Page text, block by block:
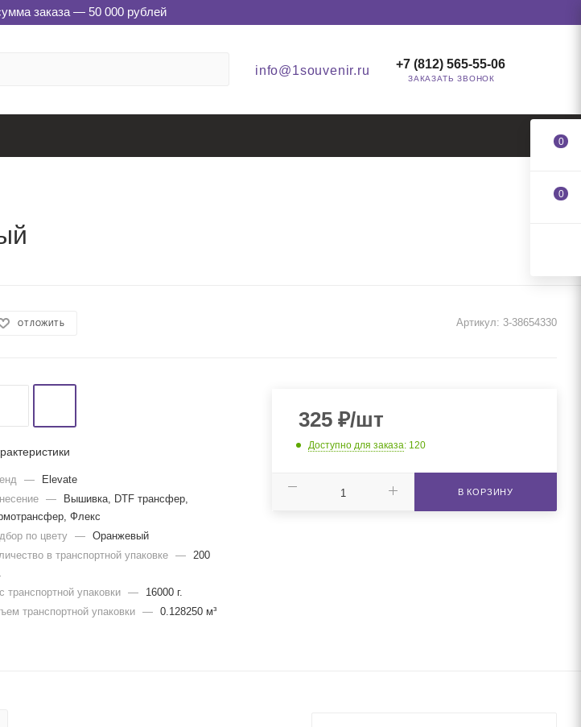
заказа — 50 000 рублей
info@1souvenir.ru +7 (812) 565-55-06
ЗАКАЗАТЬ ЗВОНОК
ОТЛОЖИТЬ Артикул: 3-38654330
—
Elevate
—
Вышивка, DTF трансфер,
Флекс
по цвету
—
Оранжевый
в транспортной упаковке
—
200
транспортной упаковки
—
16000 г.
транспортной упаковки
— 0.128250 м³
325₽/шт
Доступно для заказа: 120
В КОРЗИНУ
0
0